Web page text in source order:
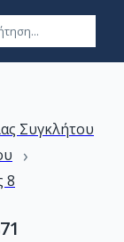
Συγκλήτου
›
8